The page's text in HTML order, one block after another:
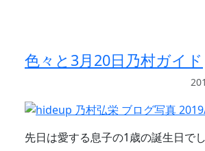
色々と3月20日乃村ガイド
先日は愛する息子の1歳の誕生日で